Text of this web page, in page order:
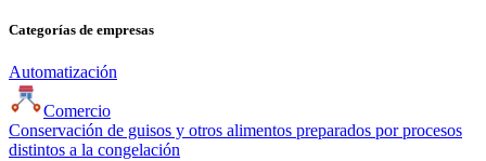
Categorías de empresas
Automatización
Comercio
Conservación de guisos y otros alimentos preparados por procesos
distintos a la congelación